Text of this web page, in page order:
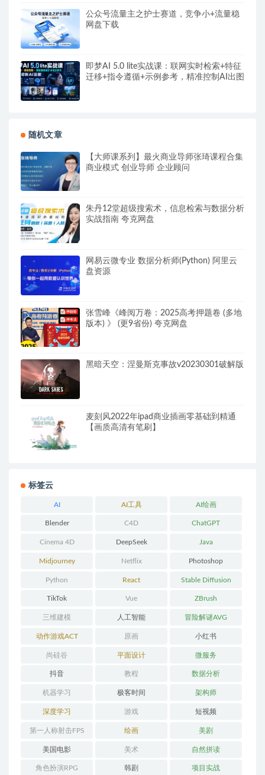
公众号流量主之护士赛道，竞争小+流量稳
网盘下载
即梦AI 5.0 lite实战课：联网实时检索+特征
迁移+指令遵循+示例参考，精准控制AI出图
随机文章
【大师课系列】最火商业导师张琦课程合集
商业模式 创业导师 企业顾问
朱丹12堂超级搜索术，信息检索与数据分析
实战指南 夸克网盘
网易云微专业 数据分析师(Python) 阿里云
盘资源
张雪峰《峰阅万卷：2025高考押题卷 (多地
版本) 》 (更9省份) 夸克网盘
黑暗天空：涅曼斯克事故v20230301破解版
麦刻风2022年ipad商业插画零基础到精通
【画质高清有笔刷】
标签云
AI AI工具 AI绘画
Blender C4D ChatGPT
Cinema 4D DeepSeek Java
Midjourney Netflix Photoshop
Python React Stable Diffusion
TikTok Vue ZBrush
三维建模 人工智能 冒险解谜AVG
动作游戏ACT 原画 小红书
尚硅谷 平面设计 微服务
抖音 教程 数据分析
机器学习 极客时间 架构师
深度学习 游戏 短视频
第一人称射击FPS 绘画 美剧
美国电影 美术 自然拼读
角色扮演RPG 韩剧 项目实战